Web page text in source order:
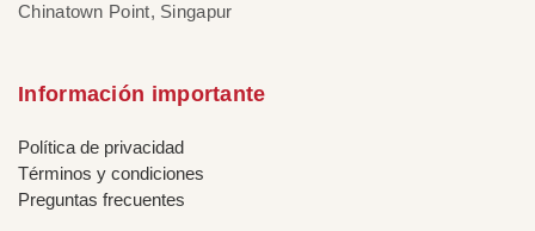
Chinatown Point, Singapur
Información importante
Política de privacidad
Términos y condiciones
Preguntas frecuentes